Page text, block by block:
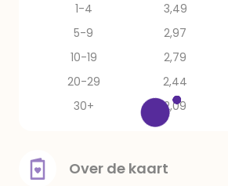
1-4
3,49
5-9
2,97
10-19
2,79
20-29
2,44
30+
2,09
Over de kaart